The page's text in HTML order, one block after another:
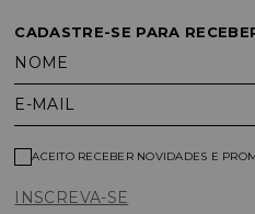
CADASTRE-SE PARA
NOME
E-MAIL
INSCREVA-SE
ACEITO RECEBER NOVIDADES E